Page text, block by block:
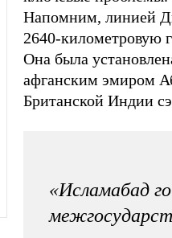
Напомним, линией
2640-километровую
Она была
афганским эмиром
Британской Индии
«Исламабад